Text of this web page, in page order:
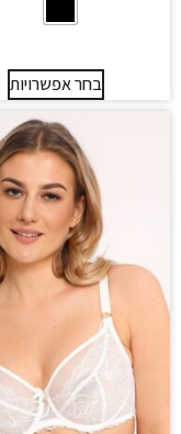
בחר אפשרויות